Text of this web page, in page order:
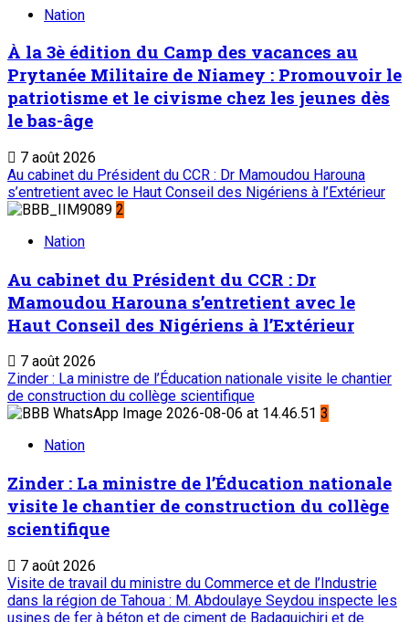
Nation
À la 3è édition du Camp des vacances au
Prytanée Militaire de Niamey : Promouvoir le
patriotisme et le civisme chez les jeunes dès
le bas-âge
7 août 2026
Au cabinet du Président du CCR : Dr Mamoudou Harouna
s’entretient avec le Haut Conseil des Nigériens à l’Extérieur
2
Nation
Au cabinet du Président du CCR : Dr
Mamoudou Harouna s’entretient avec le
Haut Conseil des Nigériens à l’Extérieur
7 août 2026
Zinder : La ministre de l’Éducation nationale visite le chantier
de construction du collège scientifique
3
Nation
Zinder : La ministre de l’Éducation nationale
visite le chantier de construction du collège
scientifique
7 août 2026
Visite de travail du ministre du Commerce et de l’Industrie
dans la région de Tahoua : M. Abdoulaye Seydou inspecte les
usines de fer à béton et de ciment de Badaguichiri et de